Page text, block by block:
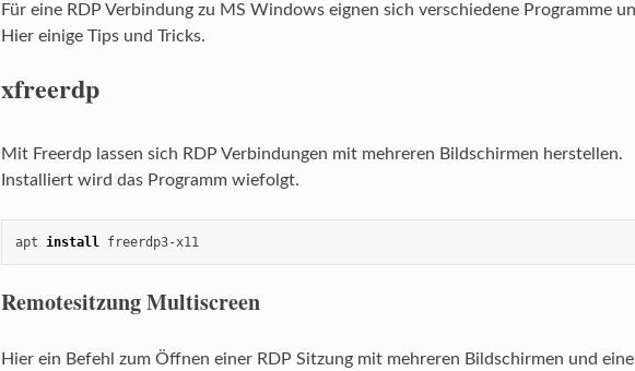
Für eine RDP Verbindung zu MS Windows eignen sich verschiedene Programme
Hier einige Tips und Tricks.
xfreerdp
Mit Freerdp lassen sich RDP Verbindungen mit mehreren Bildschirmen herstellen.
Installiert wird das Programm wiefolgt.
apt install freerdp3-x11
Remotesitzung Multiscreen
Hier ein Befehl zum Öffnen einer RDP Sitzung mit mehreren Bildschirmen und